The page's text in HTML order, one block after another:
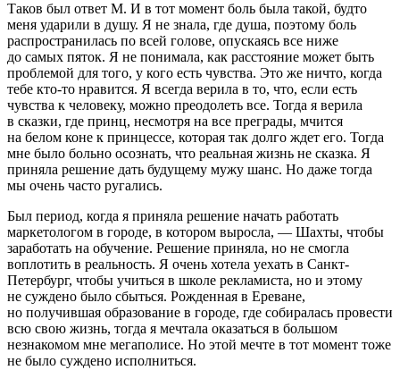
Таков был ответ М. И в тот момент боль была такой, будто
меня ударили в душу. Я не знала, где душа, поэтому боль
распространилась по всей голове, опускаясь все ниже
до самых пяток. Я не понимала, как расстояние может быть
проблемой для того, у кого есть чувства. Это же ничто, когда
тебе кто-то нравится. Я всегда верила в то, что, если есть
чувства к человеку, можно преодолеть все. Тогда я верила
в сказки, где принц, несмотря на все преграды, мчится
на белом коне к принцессе, которая так долго ждет его. Тогда
мне было больно осознать, что реальная жизнь не сказка. Я
приняла решение дать будущему мужу шанс. Но даже тогда
мы очень часто ругались.
Был период, когда я приняла решение начать работать
маркетологом в городе, в котором выросла, — Шахты, чтобы
заработать на обучение. Решение приняла, но не смогла
воплотить в реальность. Я очень хотела уехать в Санкт-
Петербург, чтобы учиться в школе рекламиста, но и этому
не суждено было сбыться. Рожденная в Ереване,
но получившая образование в городе, где собиралась провести
всю свою жизнь, тогда я мечтала оказаться в большом
незнакомом мне мегаполисе. Но этой мечте в тот момент тоже
не было суждено исполниться.